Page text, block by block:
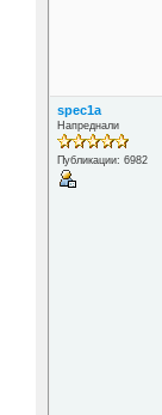
spec1a
Напреднали
Публикации: 6982